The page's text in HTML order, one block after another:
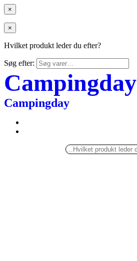
×
×
Hvilket produkt leder du efter?
Søg efter:
Campingday
Campingday